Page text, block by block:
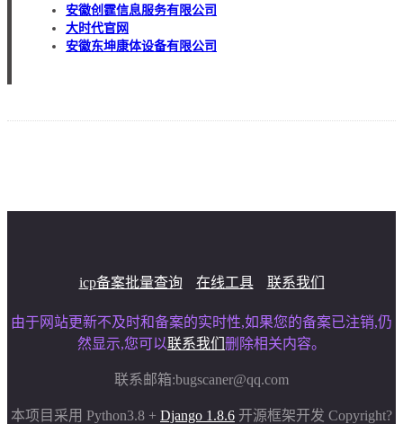
安徽创霆信息服务有限公司
大时代官网
安徽东坤康体设备有限公司
icp备案批量查询 在线工具 联系我们
由于网站更新不及时和备案的实时性,如果您的备案已注销,仍
然显示,您可以联系我们 删除相关内容。
联系邮箱:bugscaner@qq.com
本项目采用 Python3.8 + Django 1.8.6 开源框架开发 Copyright?